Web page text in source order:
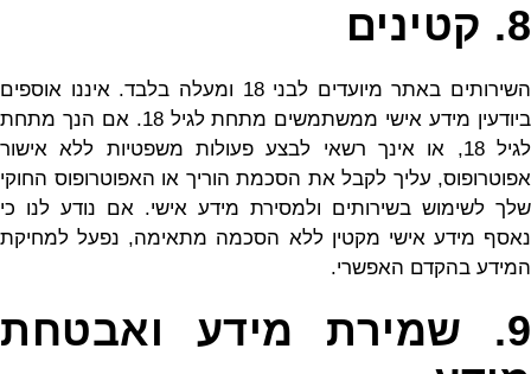
8. קטינים
השירותים באתר מיועדים לבני 18 ומעלה בלבד. איננו אוספים
ביודעין מידע אישי ממשתמשים מתחת לגיל 18. אם הנך מתחת
לגיל 18, או אינך רשאי לבצע פעולות משפטיות ללא אישור
אפוטרופוס, עליך לקבל את הסכמת הוריך או האפוטרופוס החוקי
שלך לשימוש בשירותים ולמסירת מידע אישי. אם נודע לנו כי
נאסף מידע אישי מקטין ללא הסכמה מתאימה, נפעל למחיקת
המידע בהקדם האפשרי.
9. שמירת מידע ואבטחת